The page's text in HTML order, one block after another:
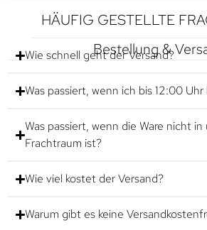
HÄUFIG GESTELLTE
Bestellung &
Wie schnell geht der Versand?
Was passiert, wenn ich bis 12:00
Was passiert, wenn die Ware nicht in
Frachtraum ist?
Wie viel kostet der Versand?
Warum gibt es keine